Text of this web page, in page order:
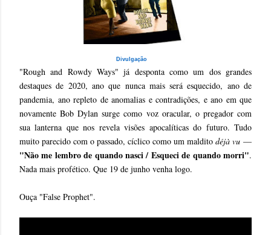
Divulgação
"Rough and Rowdy Ways" já desponta como um dos grandes
destaques de 2020, ano que nunca mais será esquecido, ano de
pandemia, ano repleto de anomalias e contradições, e ano em que
novamente Bob Dylan surge como voz oracular, o pregador com
sua lanterna que nos revela visões apocalíticas do futuro. Tudo
muito parecido com o passado, cíclico como um maldito déjà vu —
"Não me lembro de quando nasci / Esqueci de quando morri".
Nada mais profético. Que 19 de junho venha logo.
Ouça "False Prophet".